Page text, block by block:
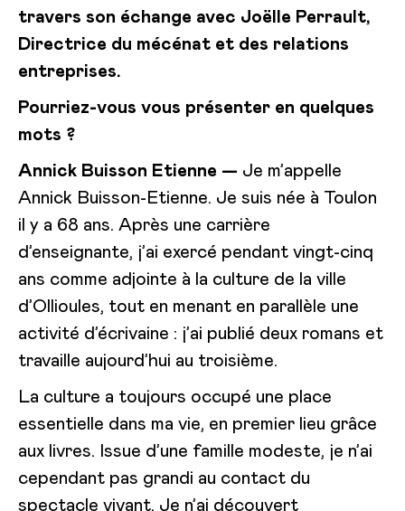
travers son échange avec Joëlle Perrault,
Directrice du mécénat et des relations
entreprises.
Pourriez-vous vous présenter en quelques
mots ?
Annick Buisson Etienne — Je m’appelle
Annick Buisson-Etienne. Je suis née à Toulon
il y a 68 ans. Après une carrière
d’enseignante, j’ai exercé pendant vingt-cinq
ans comme adjointe à la culture de la ville
d’Ollioules, tout en menant en parallèle une
activité d’écrivaine : j’ai publié deux romans et
travaille aujourd’hui au troisième.
La culture a toujours occupé une place
essentielle dans ma vie, en premier lieu grâce
aux livres. Issue d’une famille modeste, je n’ai
cependant pas grandi au contact du
spectacle vivant. Je n’ai découvert